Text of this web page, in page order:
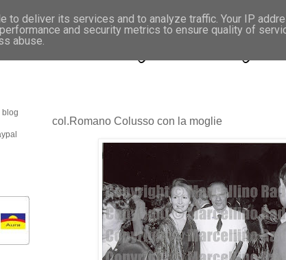
- Fotonotizie per la stampa
col.Romano Colusso con la moglie
blog
to deliver its services and to analyze traffic. Your IP
and security metrics to ensure quality of
abuse.